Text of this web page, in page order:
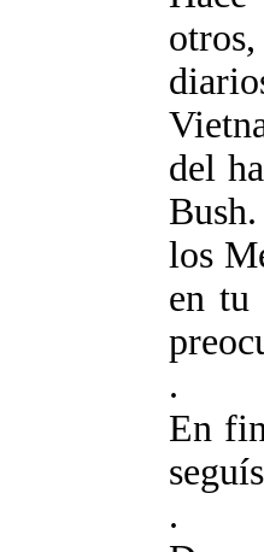
del
los
en tu
.
En
.